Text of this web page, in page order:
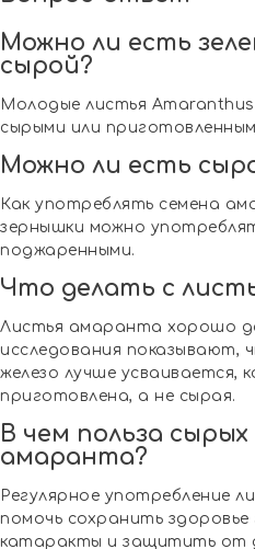
Можно ли есть
сырой?
Молодые листья
сырыми или
Можно ли есть
Как употреблять семена
зернышки можно
поджаренными.
Что делать с
Листья амаранта хорошо
исследования показывают,
железо лучше усваивается,
приготовлена, а не сырая.
В чем польза
амаранта?
Регулярное употребление
помочь сохранить здоровье
катаракты и защитить от